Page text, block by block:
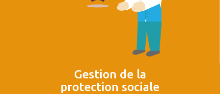
Gestion de la
protection sociale